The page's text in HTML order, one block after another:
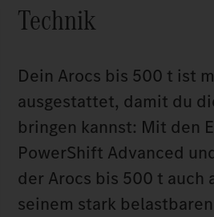
Technik
Dein Arocs bis 500 t ist
ausgestattet, damit du
bringen kannst: Mit den
PowerShift Advanced
der Arocs bis 500 t auch
seinem stark